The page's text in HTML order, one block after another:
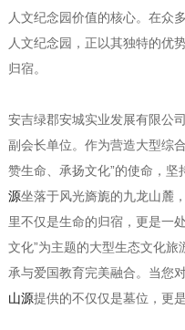
人文纪念园价值的核心。在众
人文纪念园，正以其独特的优
归宿。
安吉绿郡安城实业发展有限公
副会长单位。作为营造大型综
赞生命、承扬文化”的使命，
源坐落于风光旖旎的九龙山麓
里不仅是生命的归宿，更是一
文化”为主题的大型生态文化
承与爱国教育完美融合。当您
山源提供的不仅仅是墓位，更